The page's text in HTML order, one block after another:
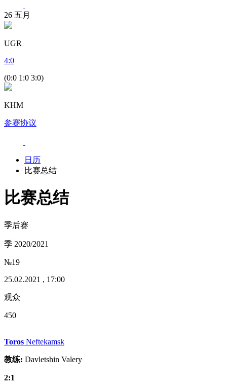
26 五月
UGR
4:0
(0:0 1:0 3:0)
KHM
参赛协议
日历
比赛总结
比赛总结
季后赛
季 2020/2021
№19
25.02.2021 , 17:00
观众
450
Toros Neftekamsk
教练: Davletshin Valery
2:1